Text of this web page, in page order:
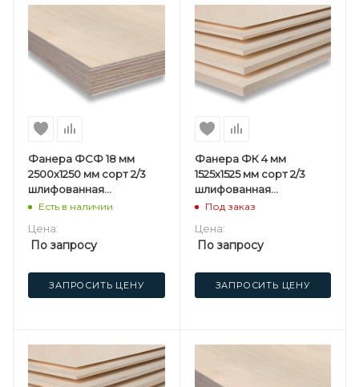
Фанера ФСФ 18 мм
2500х1250 мм сорт 2/3
шлифованная
березовая
Есть в наличии
Цена:
По запросу
ЗАПРОСИТЬ ЦЕНУ
Фанера ФК 4 мм
1525х1525 мм сорт 2/3
шлифованная
березовая
Под заказ
Цена:
По запросу
ЗАПРОСИТЬ ЦЕНУ